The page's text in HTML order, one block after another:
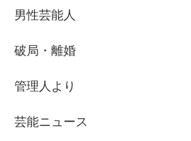
男性芸能人
破局・離婚
管理人より
芸能ニュース